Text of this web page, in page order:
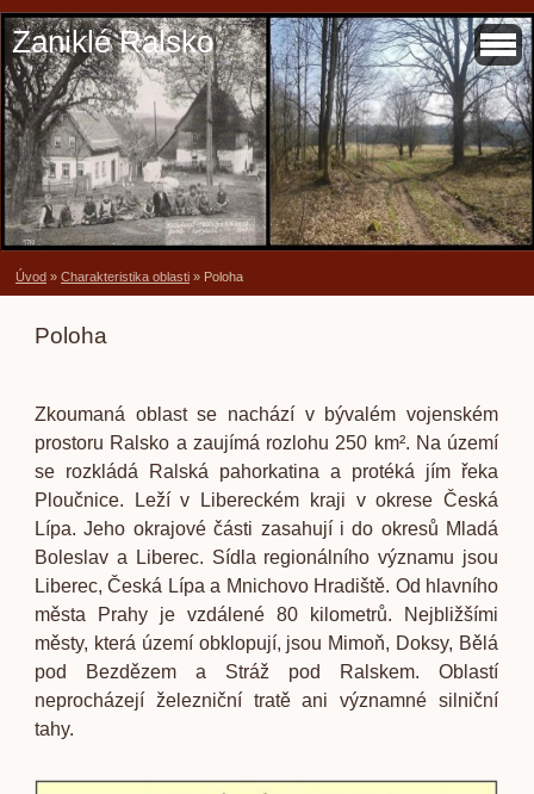
Zaniklé Ralsko
Úvod » Charakteristika oblasti » Poloha
Poloha
Zkoumaná oblast se nachází v bývalém vojenském
prostoru Ralsko a zaujímá rozlohu 250 km². Na území
se rozkládá Ralská pahorkatina a protéká jím řeka
Ploučnice. Leží v Libereckém kraji v okrese Česká
Lípa. Jeho okrajové části zasahují i do okresů Mladá
Boleslav a Liberec. Sídla regionálního významu jsou
Liberec, Česká Lípa a Mnichovo Hradiště. Od hlavního
města Prahy je vzdálené 80 kilometrů. Nejbližšími
městy, která území obklopují, jsou Mimoň, Doksy, Bělá
pod Bezdězem a Stráž pod Ralskem. Oblastí
neprocházejí železniční tratě ani významné silniční
tahy.